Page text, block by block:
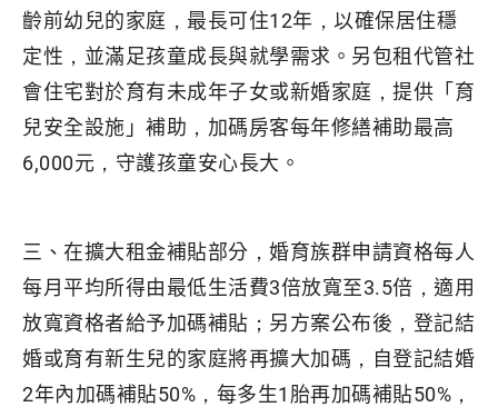
齡前幼兒的家庭，最長可住12年，以確保居住穩
定性，並滿足孩童成長與就學需求。另包租代管社
會住宅對於育有未成年子女或新婚家庭，提供「育
兒安全設施」補助，加碼房客每年修繕補助最高
6,000元，守護孩童安心長大。
三、在擴大租金補貼部分，婚育族群申請資格每人
每月平均所得由最低生活費3倍放寬至3.5倍，適用
放寬資格者給予加碼補貼；另方案公布後，登記結
婚或育有新生兒的家庭將再擴大加碼，自登記結婚
2年內加碼補貼50%，每多生1胎再加碼補貼50%，